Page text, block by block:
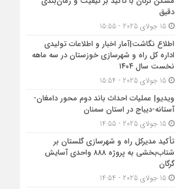
دقیق
15 جولای 2025 - 15:55
اطلاع نگاشت|آمار اخبار و اطلاعات تولیدی
اداره کل راه و شهرسازی خوزستان در سه ماهه
نخست سال ۱۴۰۴
15 جولای 2025 - 15:54
ویدیو| عملیات احداث باند دوم محور دامغان-
آستانه-دیباج در استان سمنان
15 جولای 2025 - 14:55
تأکید مدیرکل راه و شهرسازی گلستان بر
شتاب‌بخشی به پروژه ۸۸۸ واحدی آسایش
گرگان
15 جولای 2025 - 14:54